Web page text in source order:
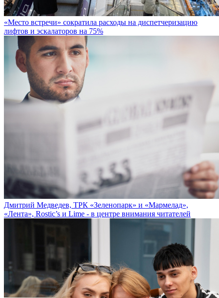
«Место встречи» сократила расходы на диспетчеризацию
лифтов и эскалаторов на 75%
Дмитрий Медведев, ТРК «Зеленопарк» и «Мармелад»,
«Лента», Rostic’s и Lime - в центре внимания читателей